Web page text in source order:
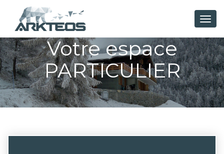
Votre espace
PARTICULIER